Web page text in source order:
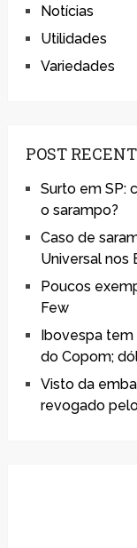
Notícias
Utilidades
Variedades
POST
Surto em SP:
o sarampo?
Caso de
Universal nos
Poucos
Few
Ibovespa
do Copom;
Visto da
revogado